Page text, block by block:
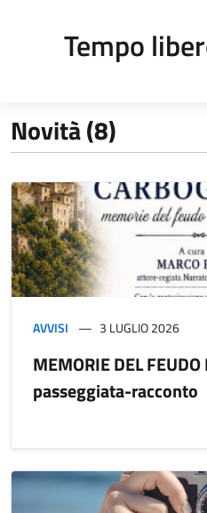
Tempo
Novità (8)
AVVISI 3 LUGLIO 2026
MEMORIE DEL
passeggiata-racconto